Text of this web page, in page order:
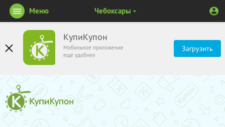
КупиКупон
Мобильное приложение
ещё удобнее
Загрузить
Меню Чебоксары